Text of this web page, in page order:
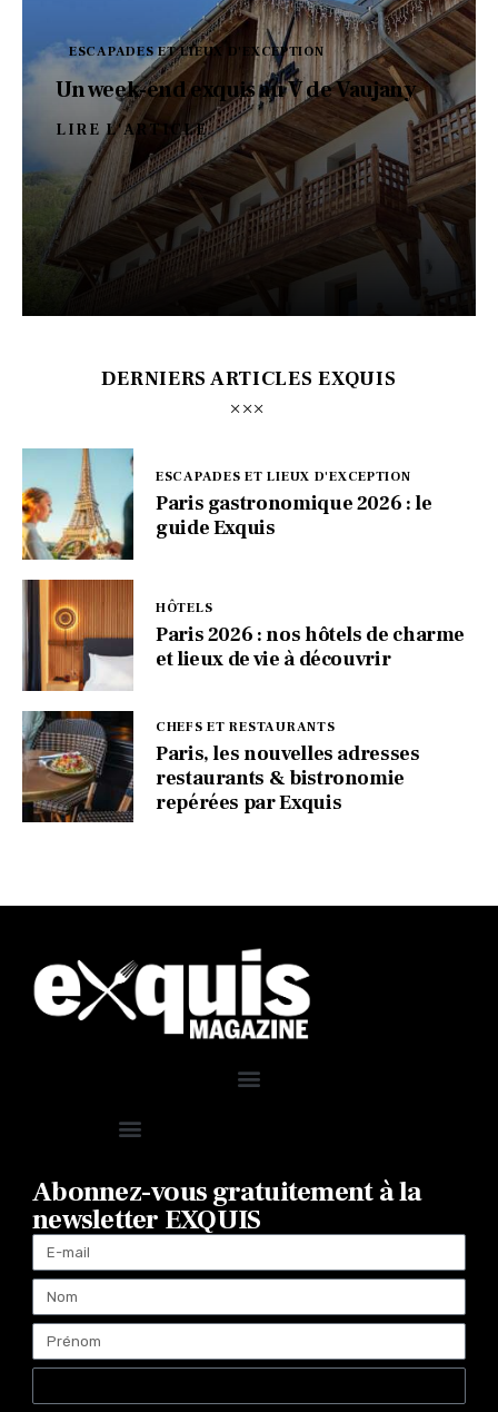
ESCAPADES ET LIEUX D'EXCEPTION
Un week-end exquis au V de Vaujany
LIRE L'ARTICLE
DERNIERS ARTICLES EXQUIS
ESCAPADES ET LIEUX D'EXCEPTION
Paris gastronomique 2026 : le
guide Exquis
HÔTELS
Paris 2026 : nos hôtels de charme
et lieux de vie à découvrir
CHEFS ET RESTAURANTS
Paris, les nouvelles adresses
restaurants & bistronomie
repérées par Exquis
Abonnez-vous gratuitement à la
newsletter EXQUIS